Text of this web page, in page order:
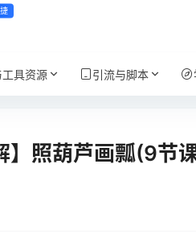
具资源 引流与脚本
照葫芦画瓢(9节